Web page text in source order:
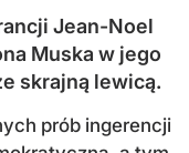
Jean-Noel
Muska w jego
skrajną lewicą.
prób ingerencji